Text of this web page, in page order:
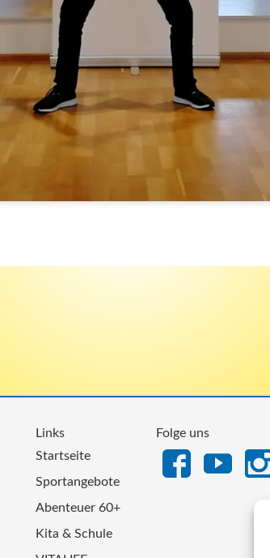
Links
Startseite
Sportangebote
Abenteuer 60+
Kita & Schule
Folge uns